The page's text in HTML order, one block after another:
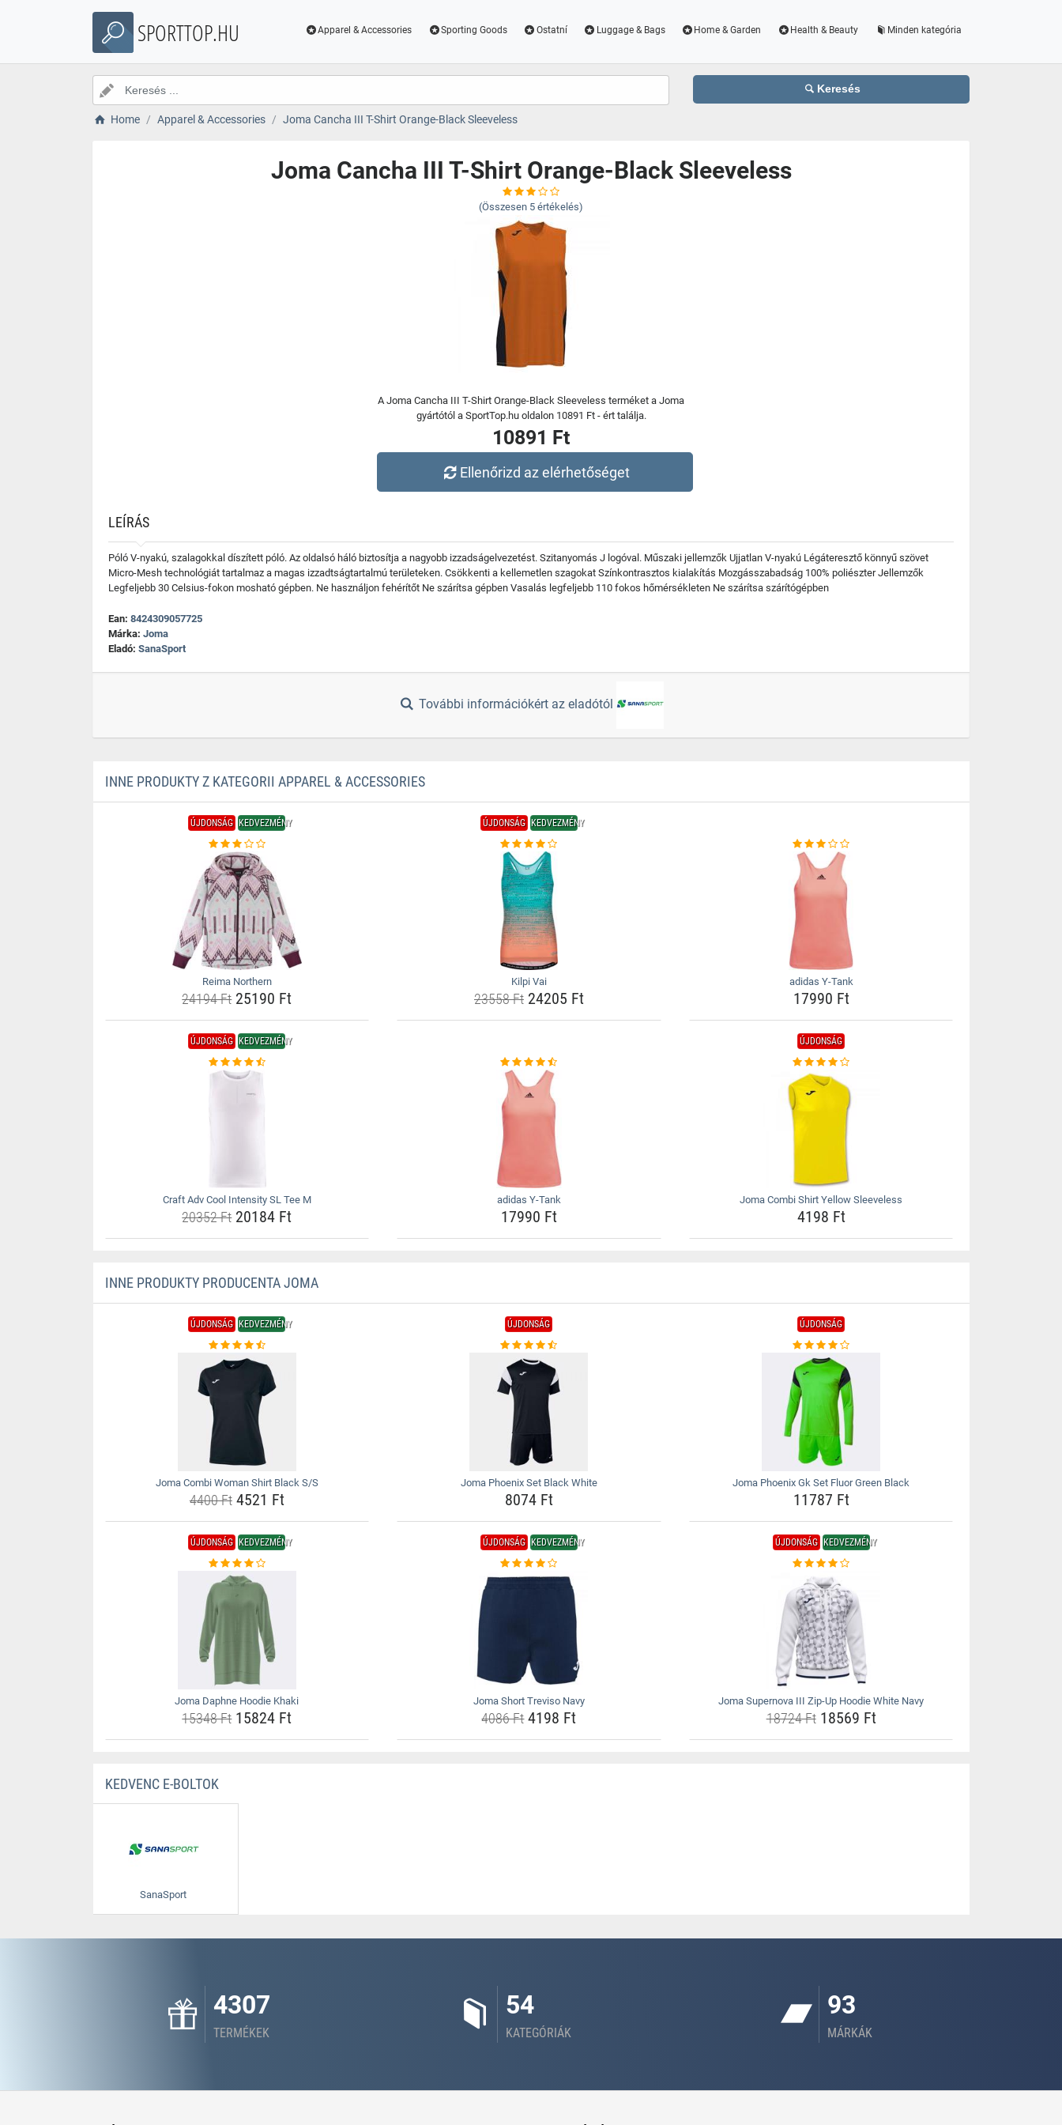
SPORTTOP.HU Apparel & Accessories Sporting Goods Ostatní Luggage & Bags Home & Garden Health & Beauty Minden kategória
Keresés
Home Apparel & Accessories Joma Cancha III T-Shirt Orange-Black Sleeveless
Joma Cancha III T-Shirt Orange-Black Sleeveless
(Összesen 5 értékelés)
A Joma Cancha III T-Shirt Orange-Black Sleeveless terméket a Joma
gyártótól a SportTop.hu oldalon 10891 Ft - ért találja.
10891 Ft
Ellenőrizd az elérhetőséget
LEÍRÁS
Póló V-nyakú, szalagokkal díszített póló. Az oldalsó háló biztosítja a nagyobb izzadságelvezetést. Szitanyomás J logóval. Műszaki jellemzők Ujjatlan V-nyakú Légáteresztő könnyű szövet
Micro-Mesh technológiát tartalmaz a magas izzadtságtartalmú területeken. Csökkenti a kellemetlen szagokat Színkontrasztos kialakítás Mozgásszabadság 100% poliészter Jellemzők
Legfeljebb 30 Celsius-fokon mosható gépben. Ne használjon fehérítőt Ne szárítsa gépben Vasalás legfeljebb 110 fokos hőmérsékleten Ne szárítsa szárítógépben
Ean: 8424309057725
Márka: Joma
Eladó: SanaSport
További információkért az eladótól
INNE PRODUKTY Z KATEGORII APPAREL & ACCESSORIES
ÚJDONSÁG KEDVEZMÉNY
Reima Northern
24194 Ft25190 Ft
ÚJDONSÁG KEDVEZMÉNY
Kilpi Vai
23558 Ft24205 Ft
adidas Y-Tank
17990 Ft
ÚJDONSÁG KEDVEZMÉNY
Craft Adv Cool Intensity SL Tee M
20352 Ft20184 Ft
adidas Y-Tank
17990 Ft
ÚJDONSÁG
Joma Combi Shirt Yellow Sleeveless
4198 Ft
INNE PRODUKTY PRODUCENTA JOMA
ÚJDONSÁG KEDVEZMÉNY
Joma Combi Woman Shirt Black S/S
4400 Ft4521 Ft
ÚJDONSÁG
Joma Phoenix Set Black White
8074 Ft
ÚJDONSÁG
Joma Phoenix Gk Set Fluor Green Black
11787 Ft
ÚJDONSÁG KEDVEZMÉNY
Joma Daphne Hoodie Khaki
15348 Ft15824 Ft
ÚJDONSÁG KEDVEZMÉNY
Joma Short Treviso Navy
4086 Ft4198 Ft
ÚJDONSÁG KEDVEZMÉNY
Joma Supernova III Zip-Up Hoodie White Navy
18724 Ft18569 Ft
KEDVENC E-BOLTOK
SanaSport
4307
TERMÉKEK
54
KATEGÓRIÁK
93
MÁRKÁK